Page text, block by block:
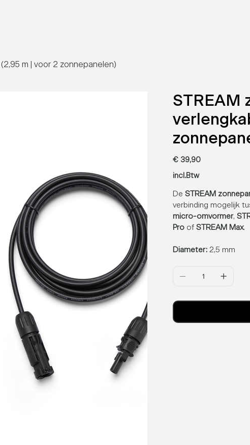
m | voor 2 zonnepanelen)
STREAM
Prijs
€ 39,90
incl.Btw
DeSTREAM
verbinding mogelijk
micro-omvormer,
Pro ofSTREAM Max.
Diameter: 2,5 mm